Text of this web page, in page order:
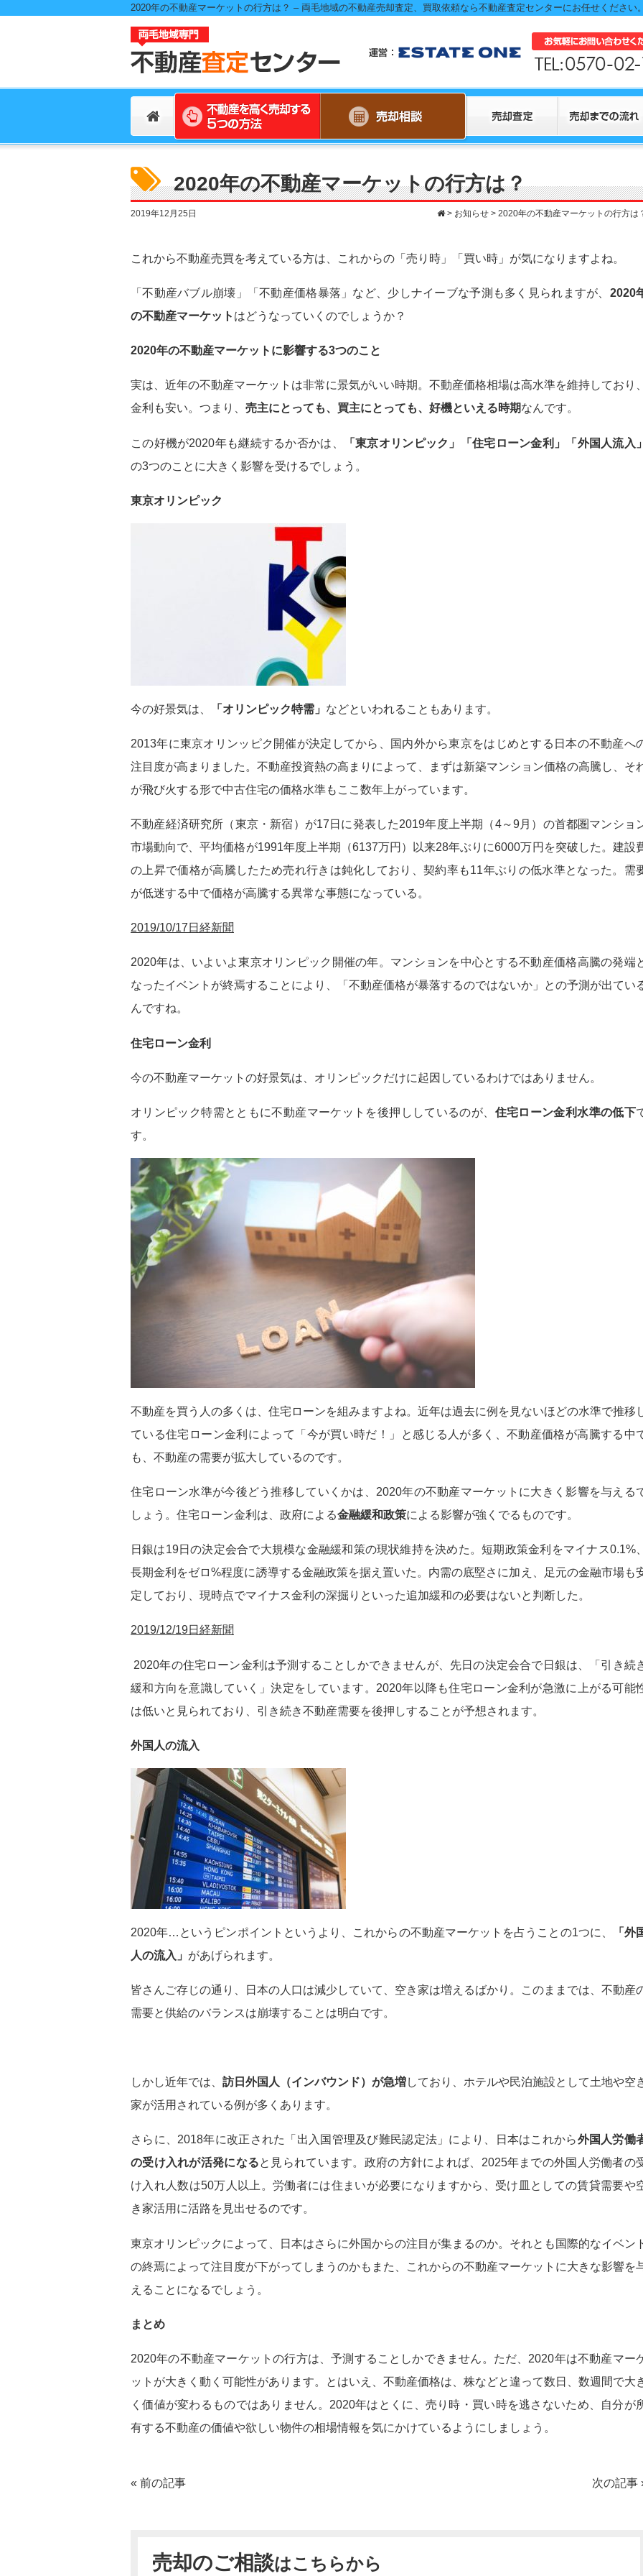
2020年の不動産マーケットの行方は？ – 両毛地域の不動産売却査定、買取依頼なら不動産査定センターにお任せください。
2020年の不動産マーケットの行方は？
> お知らせ > 2020年の不動産マーケットの行方は
2019年12月25日
これから不動産売買を考えている方は、これからの「売り時」「買い時」が気になりますよね。
「不動産バブル崩壊」「不動産価格暴落」など、少しナイーブな予測も多く見られますが、 2020
の不動産マーケット はどうなっていくのでしょうか？
2020年の不動産マーケットに影響する3つのこと
実は、近年の不動産マーケットは非常に景気がいい時期。不動産価格相場は高水準を維持しており、
金利も安い。つまり、 売主にとっても、買主にとっても、好機といえる時期なんです。
この好機が2020年も継続するか否かは、
「東京オリンピック」「住宅ローン金利」「外国人流入」
の3つのことに大きく影響を受けるでしょう。
東京オリンピック
今の好景気は、 「オリンピック特需」 などといわれることもあります。
2013年に東京オリンッピク開催が決定してから、国内外から東京をはじめとする日本の不動産へ
注目度が高まりました。不動産投資熱の高まりによって、まずは新築マンション価格の高騰し、そ
が飛び火する形で中古住宅の価格水準もここ数年上がっています。
不動産経済研究所（東京・新宿）が17日に発表した2019年度上半期（4～9月）の首都圏マンショ
市場動向で、平均価格が1991年度上半期（6137万円）以来28年ぶりに6000万円を突破した。建設
の上昇で価格が高騰したため売れ行きは鈍化しており、契約率も11年ぶりの低水準となった。需
が低迷する中で価格が高騰する異常な事態になっている。
2019/10/17日経新聞
2020年は、いよいよ東京オリンピック開催の年。マンションを中心とする不動産価格高騰の発端
なったイベントが終焉することにより、「不動産価格が暴落するのではないか」との予測が出てい
んですね。
住宅ローン金利
今の不動産マーケットの好景気は、オリンピックだけに起因しているわけではありません。
オリンピック特需とともに不動産マーケットを後押ししているのが、 住宅ローン金利水準の低下
す。
不動産を買う人の多くは、住宅ローンを組みますよね。近年は過去に例を見ないほどの水準で推移
ている住宅ローン金利によって「今が買い時だ！」と感じる人が多く、不動産価格が高騰する中
も、不動産の需要が拡大しているのです。
住宅ローン水準が今後どう推移していくかは、2020年の不動産マーケットに大きく影響を与える
しょう。住宅ローン金利は、政府による金融緩和政策による影響が強くでるものです。
日銀は19日の決定会合で大規模な金融緩和策の現状維持を決めた。短期政策金利をマイナス0.1%、
長期金利をゼロ%程度に誘導する金融政策を据え置いた。内需の底堅さに加え、足元の金融市場も
定しており、現時点でマイナス金利の深掘りといった追加緩和の必要はないと判断した。
2019/12/19日経新聞
2020年の住宅ローン金利は予測することしかできませんが、先日の決定会合で日銀は、「引き続
緩和方向を意識していく」決定をしています。2020年以降も住宅ローン金利が急激に上がる可能
は低いと見られており、引き続き不動産需要を後押しすることが予想されます。
外国人の流入
2020年…というピンポイントというより、これからの不動産マーケットを占うことの1つに、
「外
人の流入」 があげられます。
皆さんご存じの通り、日本の人口は減少していて、空き家は増えるばかり。このままでは、不動産
需要と供給のバランスは崩壊することは明白です。
しかし近年では、 訪日外国人（インバウンド）が急増しており、ホテルや民泊施設として土地や空
家が活用されている例が多くあります。
さらに、2018年に改正された「出入国管理及び難民認定法」により、日本はこれから外国人労働
の受け入れが活発になると見られています。政府の方針によれば、2025年までの外国人労働者の
け入れ人数は50万人以上。労働者には住まいが必要になりますから、受け皿としての賃貸需要や
き家活用に活路を見出せるのです。
東京オリンピックによって、日本はさらに外国からの注目が集まるのか。それとも国際的なイベン
の終焉によって注目度が下がってしまうのかもまた、これからの不動産マーケットに大きな影響を
えることになるでしょう。
まとめ
2020年の不動産マーケットの行方は、予測することしかできません。ただ、2020年は不動産マー
ットが大きく動く可能性があります。とはいえ、不動産価格は、株などと違って数日、数週間で大
く価値が変わるものではありません。2020年はとくに、売り時・買い時を逃さないため、自分が
有する不動産の価値や欲しい物件の相場情報を気にかけているようにしましょう。
« 前の記事 次の記事
売却のご相談はこちらから